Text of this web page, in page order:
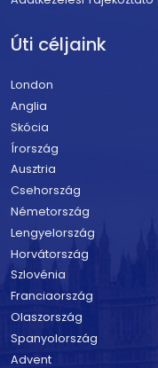
Úti céljaink
London
Anglia
Skócia
Írország
Ausztria
Csehország
Németország
Lengyelország
Horvátország
Szlovénia
Franciaország
Olaszország
Spanyolország
Advent